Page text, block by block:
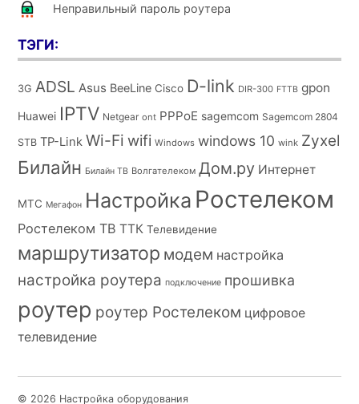
Неправильный пароль роутера
ТЭГИ:
3G ADSL Asus BeeLine Cisco D-link DIR-300 FTTB gpon
Huawei IPTV Netgear ont PPPoE sagemcom Sagemcom 2804
STB TP-Link Wi-Fi wifi Windows windows 10 wink Zyxel
Билайн Билайн ТВ Волгателеком Дом.ру Интернет
МТС Мегафон Настройка Ростелеком
Ростелеком ТВ ТТК Телевидение
маршрутизатор модем настройка
настройка роутера подключение прошивка
роутер роутер Ростелеком цифровое
телевидение
© 2026 Настройка оборудования